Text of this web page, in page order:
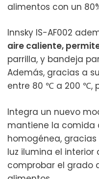
alimentos con un
Innsky IS-AF002
aire caliente,
parrilla, y bandeja
Además, gracias a
entre 80 ℃ a 200 ℃,
Integra un nuevo
mantiene la comida
homogénea,
luz ilumina el interior
comprobar el grado